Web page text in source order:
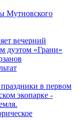
Мутновского
вечерний
«Грани»
в первом
экопарке -